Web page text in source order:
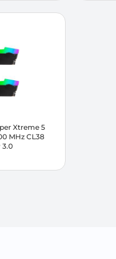
Xtreme 5
MHz CL38
3.0